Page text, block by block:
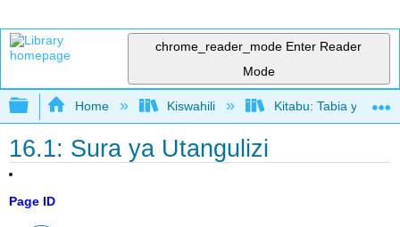
chrome_reader_mode Enter Reader
Mode
Expand/collapse global hierarchy
Home Kiswahili Kitabu: Tabia ya
16.1: Sura ya Utangulizi
Page ID